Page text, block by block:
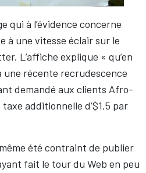
qui à l’évidence concerne
à une vitesse éclair sur le
L’affiche explique « qu’en
une récente recrudescence
demandé aux clients Afro-
additionnelle d’$1,5 par
été contraint de publier
fait le tour du Web en peu